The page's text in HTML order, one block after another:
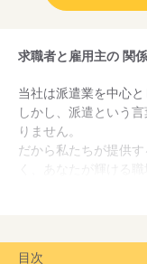
求職者と雇用主の 関
当社は派遣業を中心と
しかし、派遣という
りません。
だから私たちが提供
く、あなたが輝ける
何でも相談しやすい
目次